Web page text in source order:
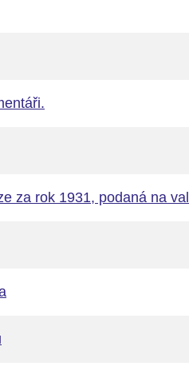
za rok 1931, podaná na